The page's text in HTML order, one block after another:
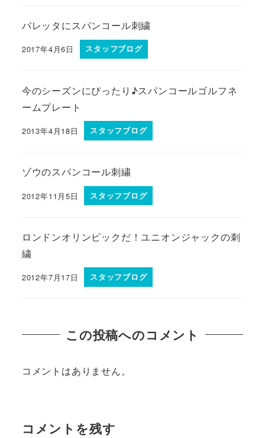
バレッタにスパンコール刺繍
2017年4月6日 スタッフブログ
今のシーズンにぴったり♪スパンコールゴルフネ
ームプレート
2013年4月18日 スタッフブログ
ゾウのスパンコール刺繍
2012年11月5日 スタッフブログ
ロンドンオリンピックだ！ユニオンジャックの刺
繍
2012年7月17日 スタッフブログ
この投稿へのコメント
コメントはありません。
コメントを残す